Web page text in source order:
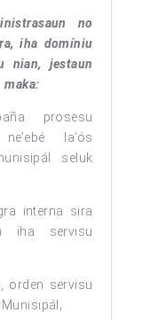
no
iha domíniu
nian, jestaun
prosesu
la’ós
seluk
interna sira
iha servisu
orden servisu